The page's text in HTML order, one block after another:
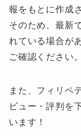
報をもとに作成
そのため、最新
れている場合が
ご確認ください。
また、フィリペ
ビュー・評判を
います！